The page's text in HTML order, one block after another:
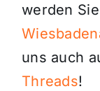
werden
uns auch
Threads!